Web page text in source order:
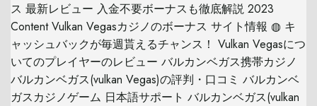
ス 最新レビュー 入金不要ボーナスも徹底解説 2023
Content Vulkan Vegasカジノのボーナス サイト情報 ◍ キ
ャッシュバックが毎週貰えるチャンス！ Vulkan Vegasにつ
いてのプレイヤーのレビュー バルカンベガス携帯カジノ
バルカンベガス(vulkan Vegas)の評判・口コミ バルカンベ
ガスカジノゲーム 日本語サポート バルカンベガス(vulkan